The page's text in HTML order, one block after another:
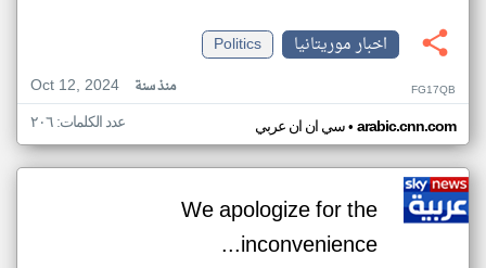
اخبار موريتانيا
Politics
Oct 12, 2024
منذ سنة FG17QB
سي ان ان عربي• arabic.cnn.com عدد الكلمات: ٢٠٦
We apologize for the
inconvenience...